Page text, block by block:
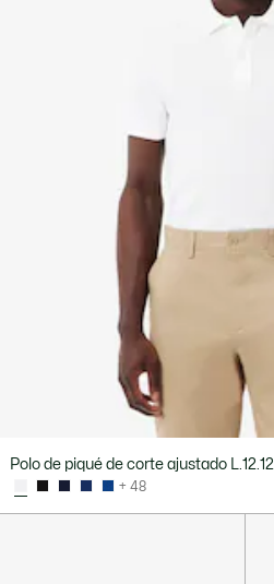
Polo de piqué de corte ajustado L.12.12
+ 48